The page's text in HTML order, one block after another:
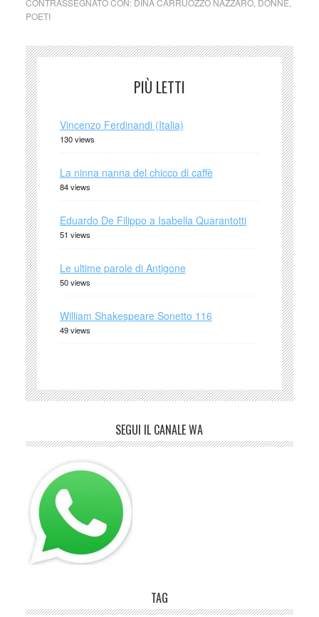
CONTRASSEGNATO CON: DINA CARRUOZZO NAZZARO, DONNE,
POETI
PIÙ LETTI
Vincenzo Ferdinandi (Italia)
130 views
La ninna nanna del chicco di caffè
84 views
Eduardo De Filippo a Isabella Quarantotti
51 views
Le ultime parole di Antigone
50 views
William Shakespeare Sonetto 116
49 views
SEGUI IL CANALE WA
TAG